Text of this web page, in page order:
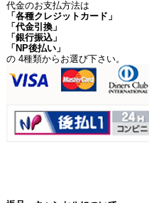
代金のお支払方法は
「各種クレジットカード」
「代金引換」
「銀行振込」
「NP後払い」
の 4種類からお選び下さい。